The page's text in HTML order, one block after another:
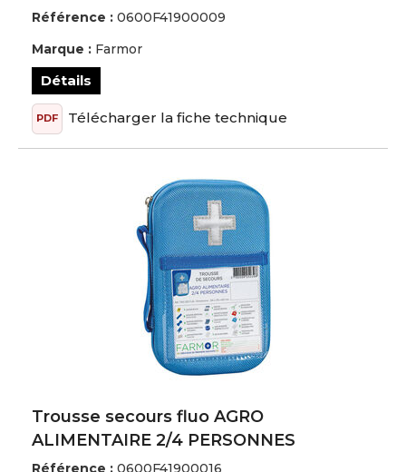
Référence : 0600F41900009
Marque : Farmor
Détails
PDF Télécharger la fiche technique
Trousse secours fluo AGRO
ALIMENTAIRE 2/4 PERSONNES
Référence : 0600F41900016